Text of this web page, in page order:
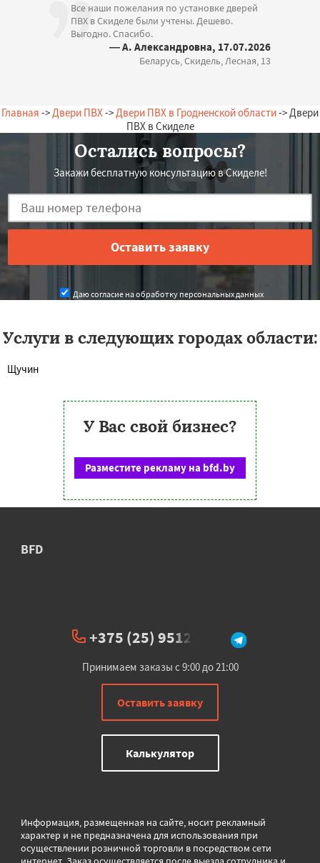
Все наши пожелания по установке дверей
ПВХ в Скиделе были учтены. Дешево.
Выгодно. Спасибо.
— А. Александровна, 17.07.2026
Беларусь, Скидель, Лесная, 13
Главная -> Двери ПВХ -> Двери ПВХ в Гродненской области-> Двери
ПВХ в Скиделе
Остались вопросы?
Закажи бесплатную консультацию в Скиделе!
Даю согласие на обработку персональных данных
Услуги в следующих городах области:
Щучин
У Вас свой бизнес?
Разместите рекламу на bfd.by
BFD
+375 (25) 951234
Принимаем заказы с 9:00 до 21:00
Оставить заявку
Калькулятор
Информация, размещенная на сайте, носит рекламный
характер и не предназначена для использования при
осуществлении розничной торговли в посредством сети